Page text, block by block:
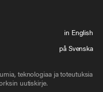
in English
på Svenska
teknologiaa ja toteutuksia
uutiskirje.